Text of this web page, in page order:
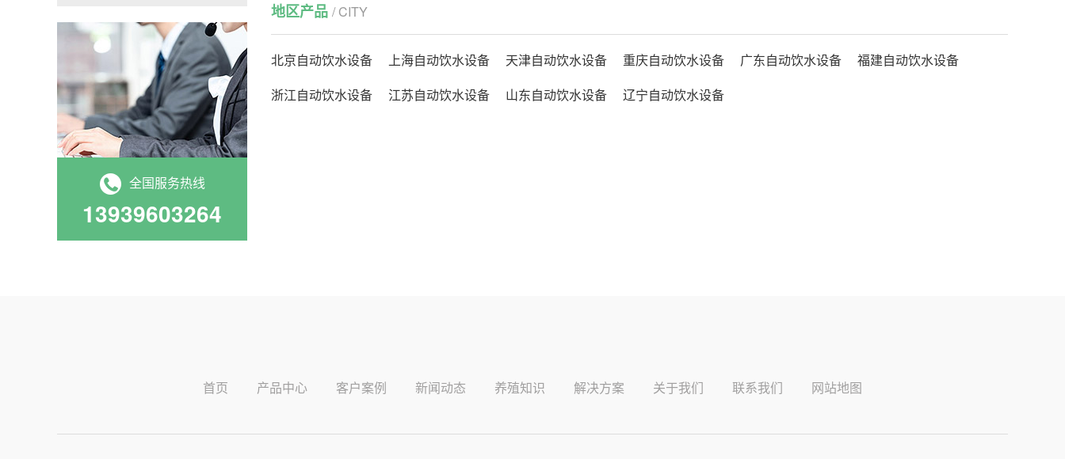
全国服务热线
13939603264
地区产品 / CITY
北京自动饮水设备 上海自动饮水设备 天津自动饮水设备 重庆自动饮水设备 广东自动饮水设备
福建自动饮水设备
浙江自动饮水设备
江苏自动饮水设备 山东自动饮水设备 辽宁自动饮水设备
首页 产品中心 客户案例 新闻动态 养殖知识 解决方案 关于我们 联系我们 网站地图